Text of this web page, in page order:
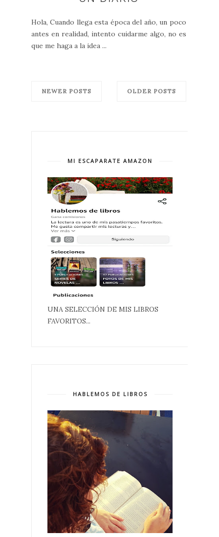
Hola, Cuando llega esta época del año, un poco
antes en realidad, intento cuidarme algo, no es
que me haga a la idea ...
NEWER POSTS OLDER POSTS
MI ESCAPARATE AMAZON
UNA SELECCIÓN DE MIS LIBROS
FAVORITOS...
HABLEMOS DE LIBROS